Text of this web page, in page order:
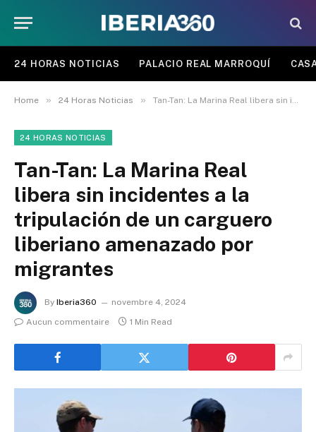
24 HORAS NOTICIAS PALACIO REAL MARROQUÍ
Home » 24 Horas Noticias » Tan-Tan: La Marina Real libera sin incidentes a la tripulación de un carguero liberiano amenazado por migrantes
24 HORAS NOTICIAS
Tan-Tan: La Marina Real
libera sin incidentes a la
tripulación de un carguero
liberiano amenazado por
migrantes
By Iberia360
novembre 4, 2024
Aucun commentaire
1 Min Read